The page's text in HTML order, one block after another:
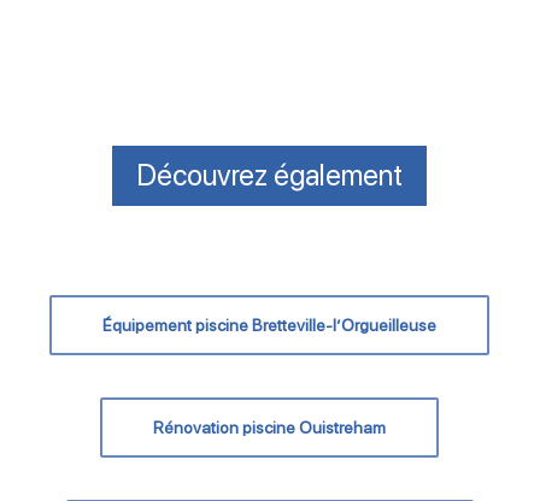
Découvrez également
Équipement piscine Bretteville-l’Orgueilleuse
Rénovation piscine Ouistreham